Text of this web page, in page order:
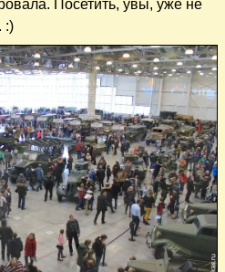
Посетить, увы, уже не
:)